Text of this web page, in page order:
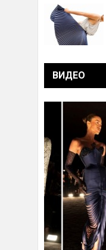
ВИДЕО